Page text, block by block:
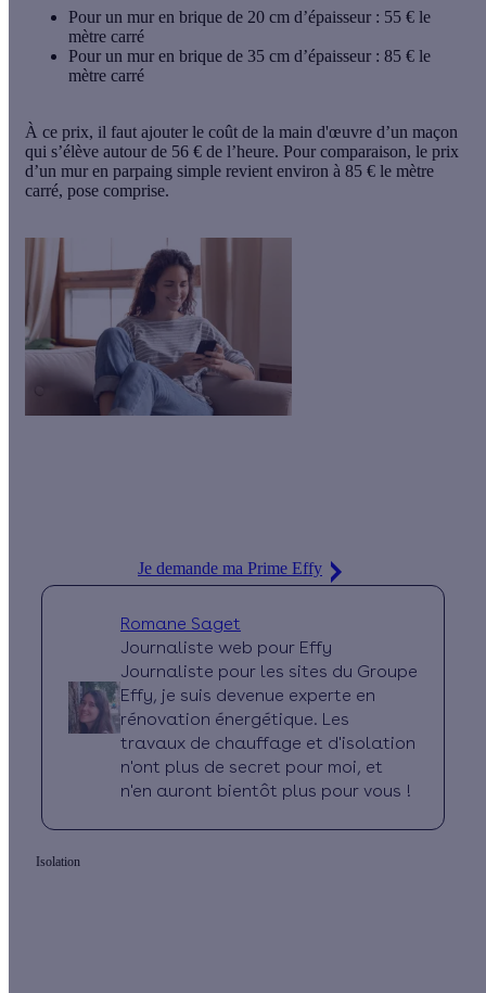
Pour un mur en brique de 20 cm d’épaisseur : 55 € le
mètre carré
Pour un mur en brique de 35 cm d’épaisseur : 85 € le
mètre carré
À ce prix, il faut ajouter le coût de la main d'œuvre d’un maçon
qui s’élève autour de 56 € de l’heure. Pour comparaison, le prix
d’un mur en parpaing simple revient environ à 85 € le mètre
carré, pose comprise.
Je demande ma Prime Effy
Romane Saget
Journaliste web pour Effy
Journaliste pour les sites du Groupe
Effy, je suis devenue experte en
rénovation énergétique. Les
travaux de chauffage et d'isolation
n'ont plus de secret pour moi, et
n'en auront bientôt plus pour vous !
Isolation